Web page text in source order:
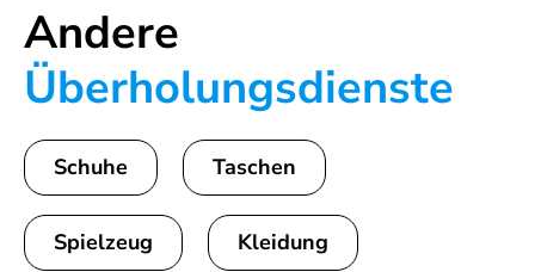
Andere
Überholungsdienste
Schuhe Taschen
Spielzeug Kleidung